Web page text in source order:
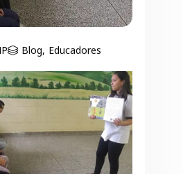
Blog, Educadores